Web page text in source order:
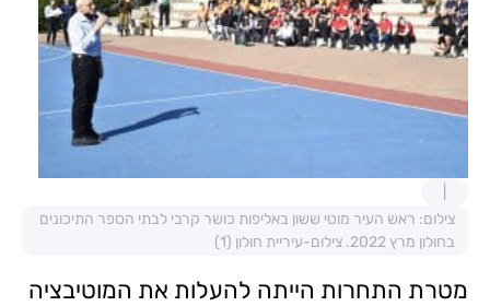
צילום: ראש העיר מוטי ששון באליפות כושר קרבי לבתי הספר התיכונים
בחולון מרץ 2022. צילום-עיריית חולון (1)
מטרת התחרות הייתה להעלות את המוטיבציה